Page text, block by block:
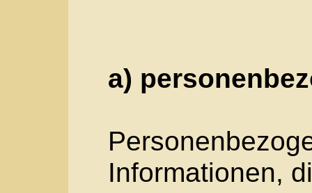
besonderen
physischen,
psychischen,
sozialen Identität
sind, identifiziert